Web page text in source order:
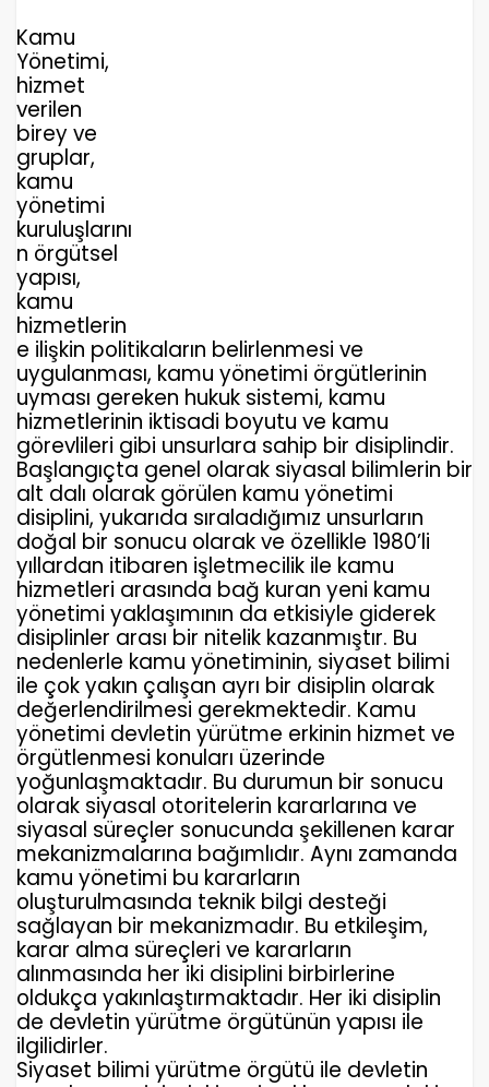
Kamu
Yönetimi,
hizmet
verilen
birey ve
gruplar,
kamu
yönetimi
kuruluşlarını
n örgütsel
yapısı,
kamu
hizmetlerin
e ilişkin politikaların belirlenmesi ve
uygulanması, kamu yönetimi örgütlerinin
uyması gereken hukuk sistemi, kamu
hizmetlerinin iktisadi boyutu ve kamu
görevlileri gibi unsurlara sahip bir disiplindir.
Başlangıçta genel olarak siyasal bilimlerin bir
alt dalı olarak görülen kamu yönetimi
disiplini, yukarıda sıraladığımız unsurların
doğal bir sonucu olarak ve özellikle 1980’li
yıllardan itibaren işletmecilik ile kamu
hizmetleri arasında bağ kuran yeni kamu
yönetimi yaklaşımının da etkisiyle giderek
disiplinler arası bir nitelik kazanmıştır. Bu
nedenlerle kamu yönetiminin, siyaset bilimi
ile çok yakın çalışan ayrı bir disiplin olarak
değerlendirilmesi gerekmektedir. Kamu
yönetimi devletin yürütme erkinin hizmet ve
örgütlenmesi konuları üzerinde
yoğunlaşmaktadır. Bu durumun bir sonucu
olarak siyasal otoritelerin kararlarına ve
siyasal süreçler sonucunda şekillenen karar
mekanizmalarına bağımlıdır. Aynı zamanda
kamu yönetimi bu kararların
oluşturulmasında teknik bilgi desteği
sağlayan bir mekanizmadır. Bu etkileşim,
karar alma süreçleri ve kararların
alınmasında her iki disiplini birbirlerine
oldukça yakınlaştırmaktadır. Her iki disiplin
de devletin yürütme örgütünün yapısı ile
ilgilidirler.
Siyaset bilimi yürütme örgütü ile devletin